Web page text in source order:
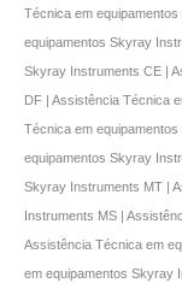
Técnica em
equipamentos Skyray
Skyray Instruments CE |
DF | Assistência Técnica
Técnica em
equipamentos Skyray
Skyray Instruments MT |
Instruments MS |
Assistência Técnica em
em equipamentos Skyray